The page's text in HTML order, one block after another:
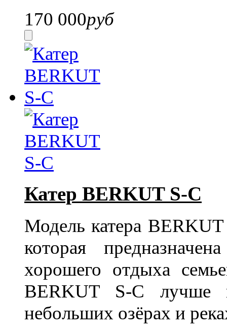
170 000руб
Катер BERKUT S-C
Модель катера
которая
хорошего отдыха
BERKUT S-C лучше
небольших озёрах и